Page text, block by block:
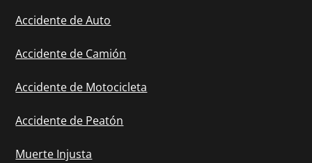
Accidente de Auto
Accidente de Camión
Accidente de Motocicleta
Accidente de Peatón
Muerte Injusta